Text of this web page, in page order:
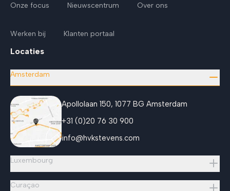
Onze focus Nieuwscentrum Over ons
Werken bij Klanten portaal
Locaties
Amsterdam
Apollolaan 150, 1077 BG Amsterdam
+31 (0)20 76 30 900
info@hvkstevens.com
Luxembourg
Curaçao